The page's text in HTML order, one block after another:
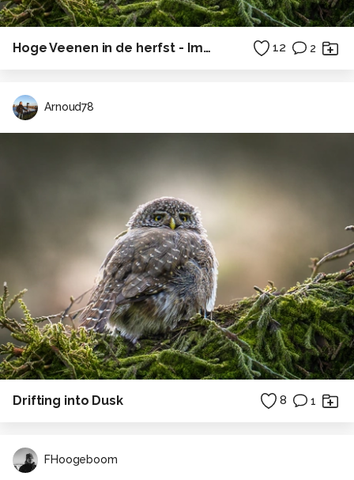
Hoge Veenen in de herfst - Impressie 12 2
Arnoud78
Drifting into Dusk 8 1
FHoogeboom